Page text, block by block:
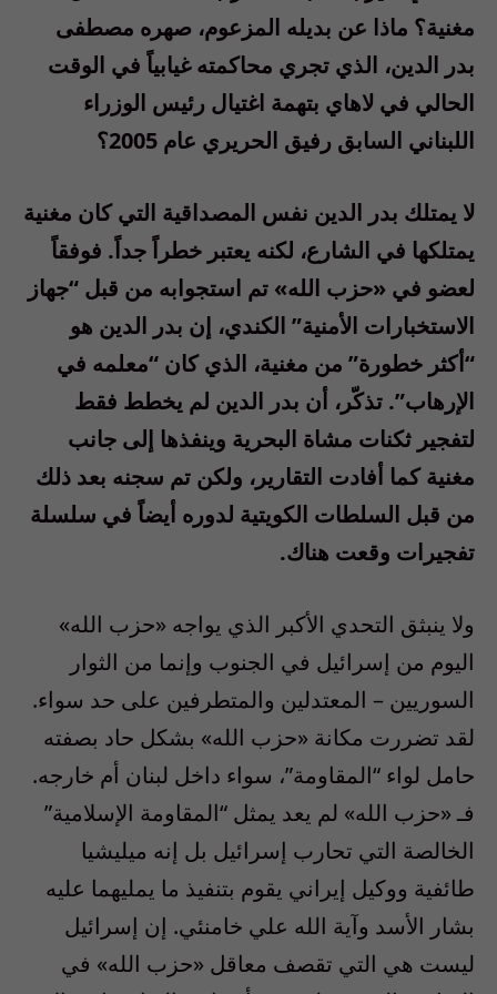
مغنية؟ ماذا عن بديله المزعوم، صهره مصطفى
بدر الدين، الذي تجري محاكمته غيابياً في الوقت
الحالي في لاهاي بتهمة اغتيال رئيس الوزراء
اللبناني السابق رفيق الحريري عام 2005؟
لا يمتلك بدر الدين نفس المصداقية التي كان مغنية
يمتلكها في الشارع، لكنه يعتبر خطراً جداً. فوفقاً
لعضو في «حزب الله» تم استجوابه من قبل “جهاز
الاستخبارات الأمنية” الكندي، إن بدر الدين هو
“أكثر خطورة” من مغنية، الذي كان “معلمه في
الإرهاب”. تذكّر، أن بدر الدين لم يخطط فقط
لتفجير ثكنات مشاة البحرية وينفذها إلى جانب
مغنية كما أفادت التقارير، ولكن تم سجنه بعد ذلك
من قبل السلطات الكويتية لدوره أيضاً في سلسلة
تفجيرات وقعت هناك.
ولا ينبثق التحدي الأكبر الذي يواجه «حزب الله»
اليوم من إسرائيل في الجنوب وإنما من الثوار
السوريين – المعتدلين والمتطرفين على حد سواء.
لقد تضررت مكانة «حزب الله» بشكل حاد بصفته
حامل لواء “المقاومة”، سواء داخل لبنان أم خارجه.
فـ «حزب الله» لم يعد يمثل “المقاومة الإسلامية”
الخالصة التي تحارب إسرائيل بل إنه ميليشيا
طائفية ووكيل إيراني يقوم بتنفيذ ما يمليهما عليه
بشار الأسد وآية الله علي خامنئي. إن إسرائيل
ليست هي التي تقصف معاقل «حزب الله» في